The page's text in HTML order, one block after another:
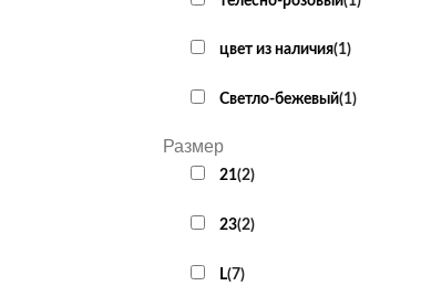
цвет из наличия(1)
Светло-бежевый(1)
Размер
21(2)
23(2)
L(7)